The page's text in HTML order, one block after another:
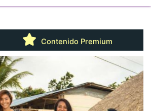
Contenido Premium